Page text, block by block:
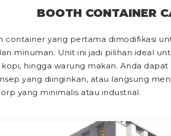
BOOTH CONTAINER
container yang pertama dimodifikasi
minuman. Unit ini jadi pilihan ideal
hingga warung makan. Anda dapat
yang diinginkan, atau langsung
yang minimalis atau industrial.